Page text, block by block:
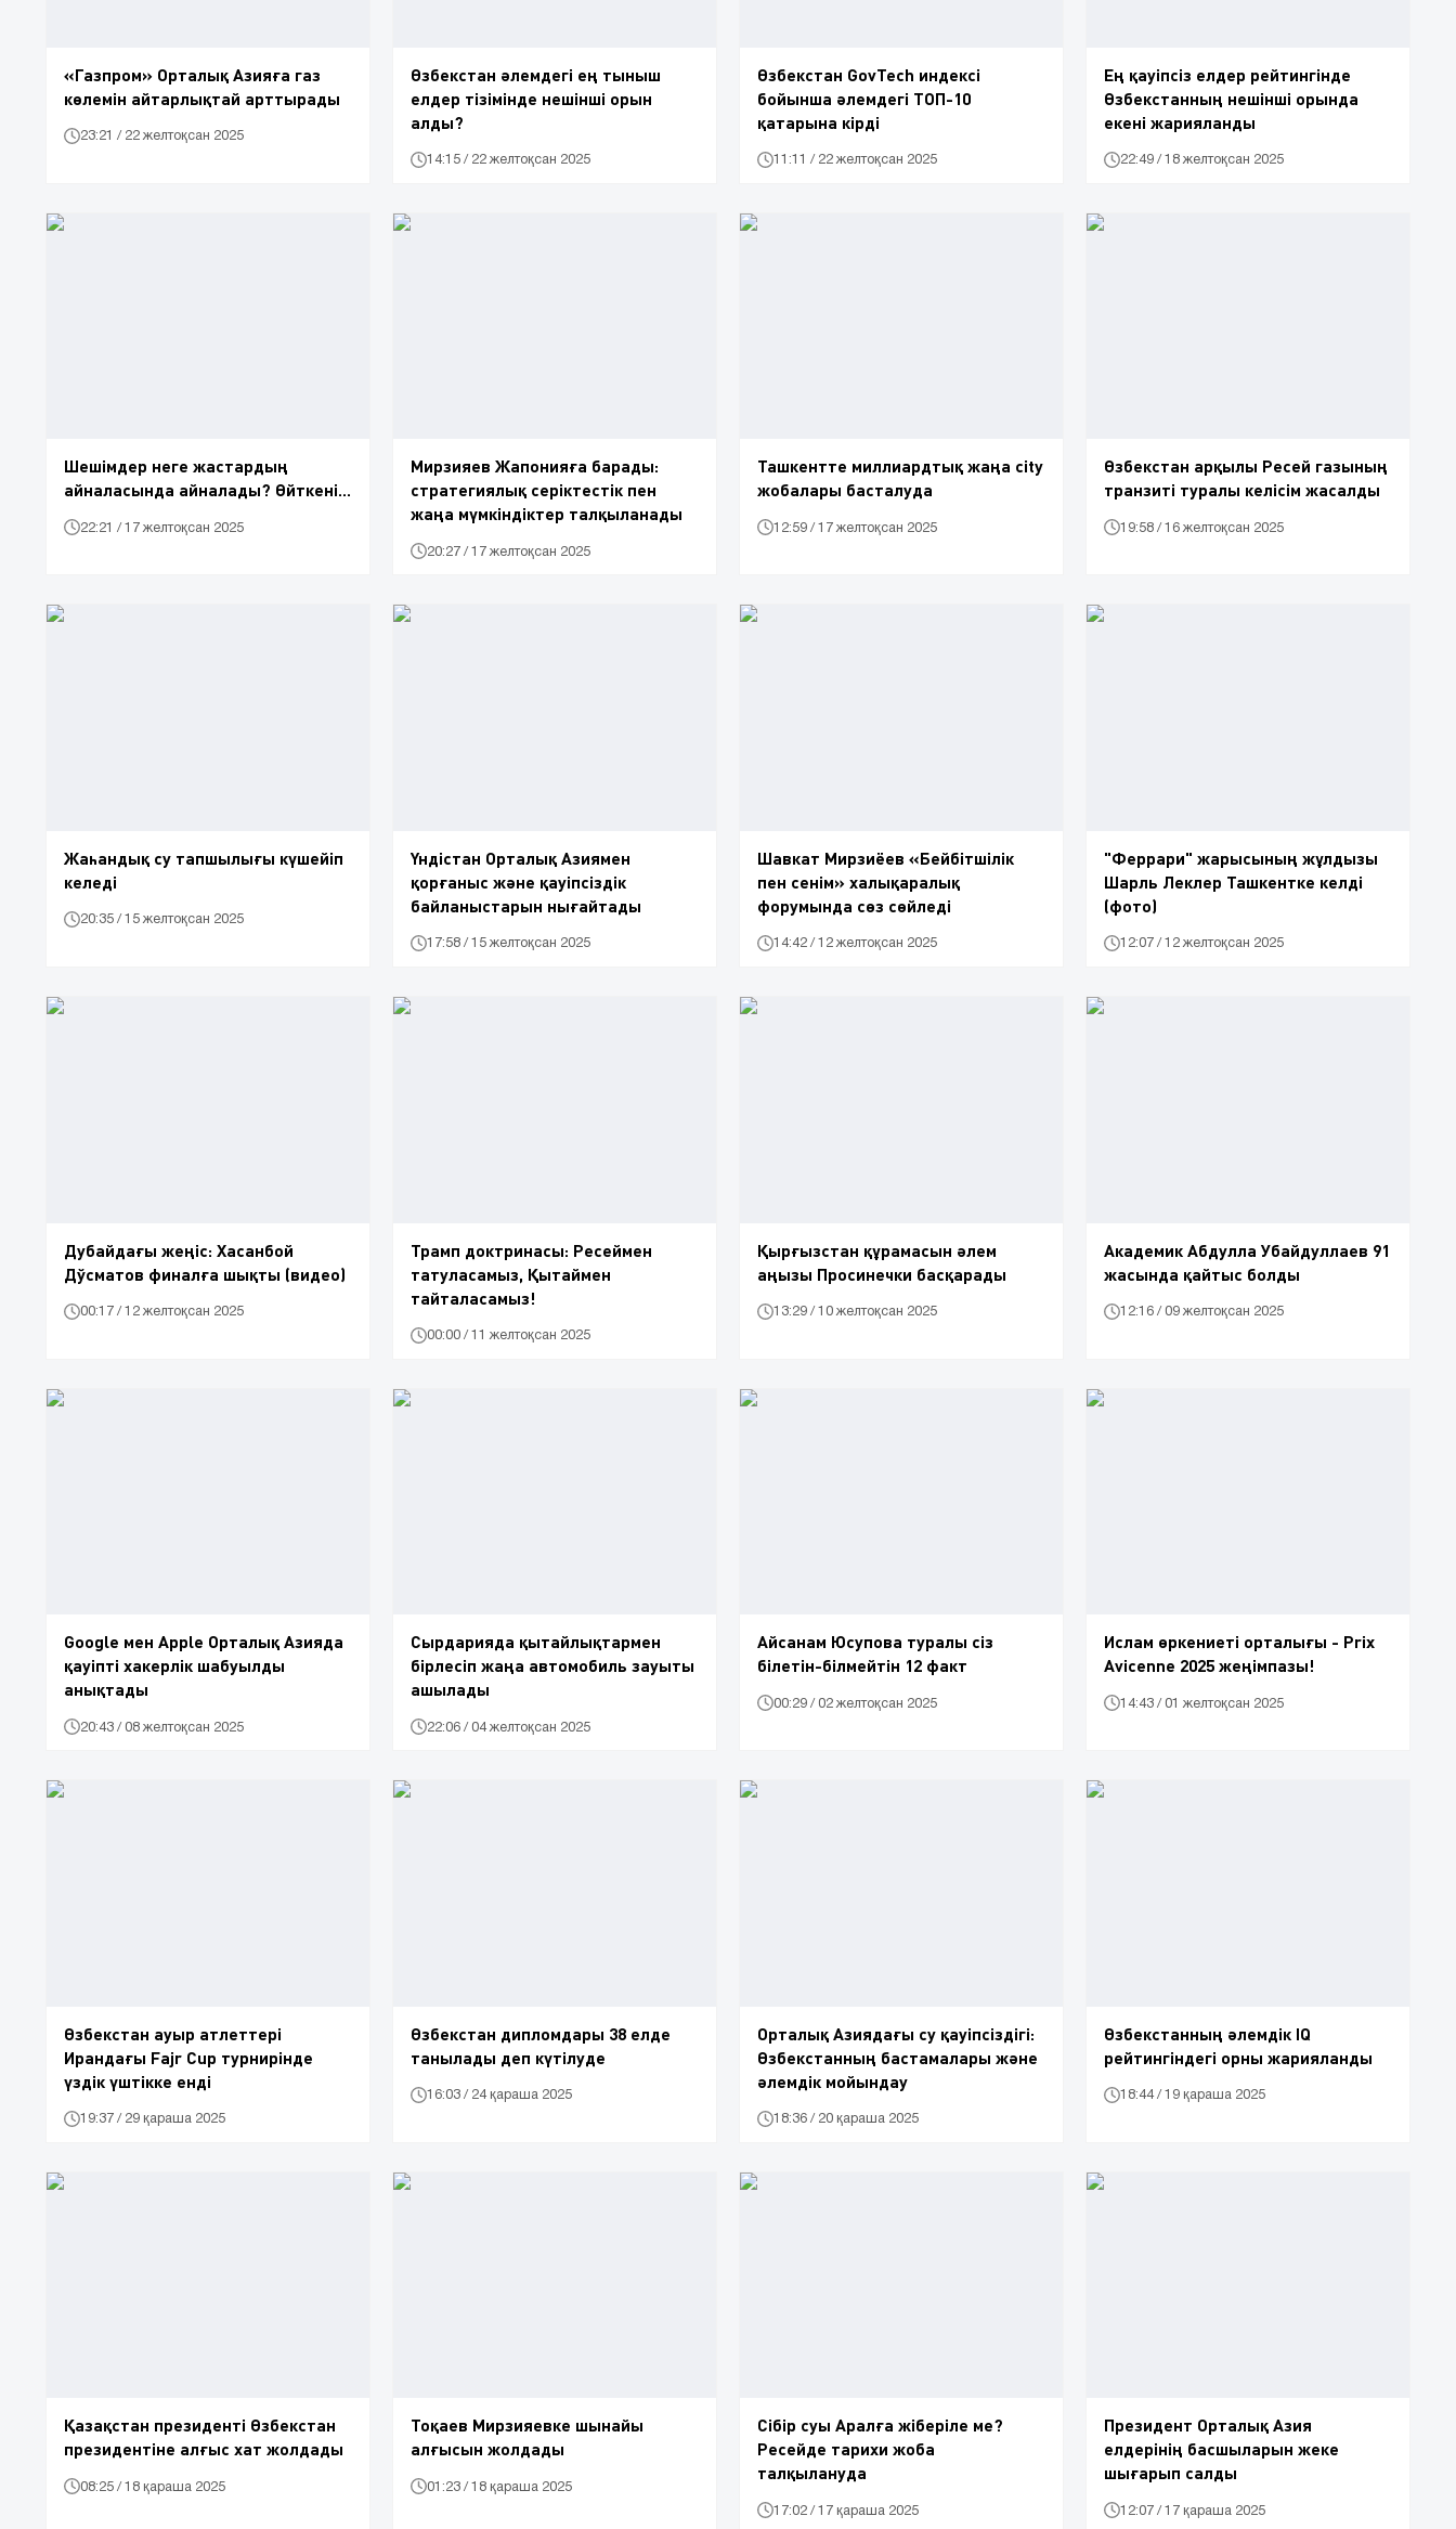
«Газпром» Орталық Азияға газ
көлемін айтарлықтай арттырады
23:21 / 22 желтоқсан 2025
Өзбекстан әлемдегі ең тыныш
елдер тізімінде нешінші орын
алды?
14:15 / 22 желтоқсан 2025
Өзбекстан GovTech индексі
бойынша әлемдегі ТОП-10
қатарына кірді
11:11 / 22 желтоқсан 2025
Ең қауіпсіз елдер рейтингінде
Өзбекстанның нешінші орында
екені жарияланды
22:49 / 18 желтоқсан 2025
Шешімдер неге жастардың
айналасында айналады? Өйткені...
22:21 / 17 желтоқсан 2025
Мирзияев Жапонияға барады:
стратегиялық серіктестік пен
жаңа мүмкіндіктер талқыланады
20:27 / 17 желтоқсан 2025
Ташкентте миллиардтық жаңа city
жобалары басталуда
12:59 / 17 желтоқсан 2025
Өзбекстан арқылы Ресей газының
транзиті туралы келісім жасалды
19:58 / 16 желтоқсан 2025
Жаһандық су тапшылығы күшейіп
келеді
20:35 / 15 желтоқсан 2025
Үндістан Орталық Азиямен
қорғаныс және қауіпсіздік
байланыстарын нығайтады
17:58 / 15 желтоқсан 2025
Шавкат Мирзиёев «Бейбітшілік
пен сенім» халықаралық
форумында сөз сөйледі
14:42 / 12 желтоқсан 2025
"Феррари" жарысының жұлдызы
Шарль Леклер Ташкентке келді
(фото)
12:07 / 12 желтоқсан 2025
Дубайдағы жеңіс: Хасанбой
Дўсматов финалға шықты (видео)
00:17 / 12 желтоқсан 2025
Трамп доктринасы: Ресеймен
татуласамыз, Қытаймен
тайталасамыз!
00:00 / 11 желтоқсан 2025
Қырғызстан құрамасын әлем
аңызы Просинечки басқарады
13:29 / 10 желтоқсан 2025
Академик Абдулла Убайдуллаев 91
жасында қайтыс болды
12:16 / 09 желтоқсан 2025
Google мен Apple Орталық Азияда
қауіпті хакерлік шабуылды
анықтады
20:43 / 08 желтоқсан 2025
Сырдарияда қытайлықтармен
бірлесіп жаңа автомобиль зауыты
ашылады
22:06 / 04 желтоқсан 2025
Айсанам Юсупова туралы сіз
білетін-білмейтін 12 факт
00:29 / 02 желтоқсан 2025
Ислам өркениеті орталығы - Prix
Avicenne 2025 жеңімпазы!
14:43 / 01 желтоқсан 2025
Өзбекстан ауыр атлеттері
Ирандағы Fajr Cup турнирінде
үздік үштікке енді
19:37 / 29 қараша 2025
Өзбекстан дипломдары 38 елде
танылады деп күтілуде
16:03 / 24 қараша 2025
Орталық Азиядағы су қауіпсіздігі:
Өзбекстанның бастамалары және
әлемдік мойындау
18:36 / 20 қараша 2025
Өзбекстанның әлемдік IQ
рейтингіндегі орны жарияланды
18:44 / 19 қараша 2025
Қазақстан президенті Өзбекстан
президентіне алғыс хат жолдады
08:25 / 18 қараша 2025
Тоқаев Мирзияевке шынайы
алғысын жолдады
01:23 / 18 қараша 2025
Сібір суы Аралға жіберіле ме?
Ресейде тарихи жоба
талқылануда
17:02 / 17 қараша 2025
Президент Орталық Азия
елдерінің басшыларын жеке
шығарып салды
12:07 / 17 қараша 2025